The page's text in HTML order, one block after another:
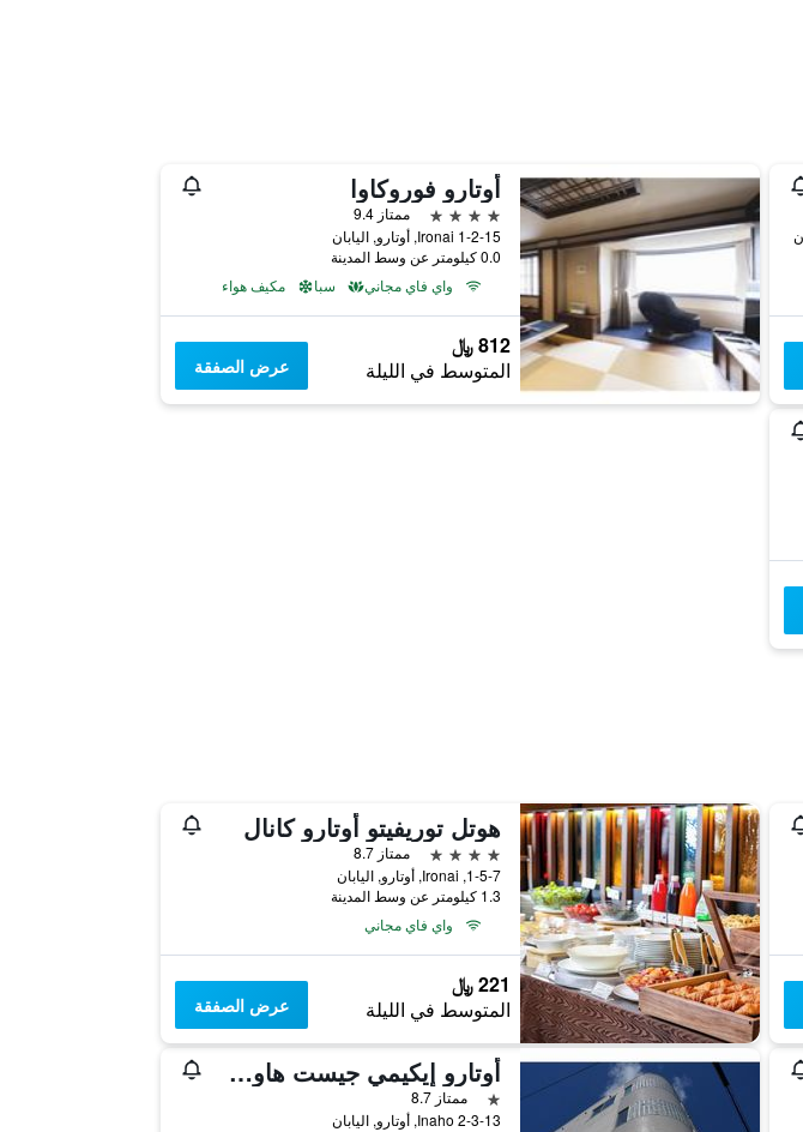
أوتارو فوروكاوا
4 نجوم
ممتاز 9.4
1-2-15 Ironai, أوتارو, اليابان
0.0 كيلومتر عن وسط المدينة
واي فاي مجاني
سبا مكيف هواء
812 ﷼
المتوسط في الليلة عرض الصفقة
هوتل توريفيتو أوتارو كانال
4 نجوم
ممتاز 8.7
1-5-7, Ironai, أوتارو, اليابان
1.3 كيلومتر عن وسط المدينة
واي فاي مجاني
221 ﷼
المتوسط في الليلة عرض الصفقة
أوتارو إيكيمي جيست هاوس إيتو
نجمة واحدة
ممتاز 8.7
Inaho 2-3-13, أوتارو, اليابان